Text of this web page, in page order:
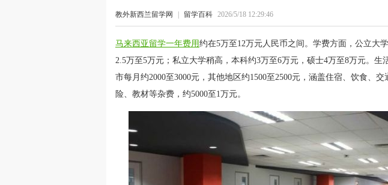
教外新西兰留学网 留学百科 2026/5/18 12:29:46
马来西亚留学一年费用约在5万至12万元人民币之间。学费方面，公立大
2.5万至5万元；私立大学稍高，本科约3万至6万元，硕士4万至8万元。生
市每月约2000至3000元，其他地区约1500至2500元，涵盖住宿、饮食、
险、教材等杂费，约5000至1万元。